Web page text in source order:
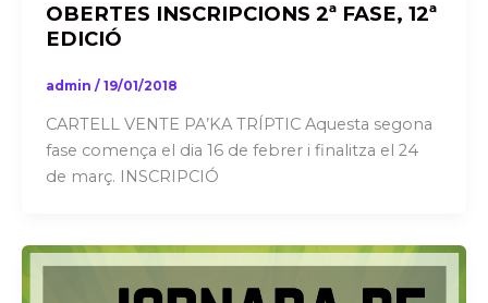
OBERTES INSCRIPCIONS 2ª FASE, 12ª
EDICIÓ
admin / 19/01/2018
CARTELL VENTE PA’KA TRÍPTIC Aquesta segona
fase comença el dia 16 de febrer i finalitza el 24
de març. INSCRIPCIÓ